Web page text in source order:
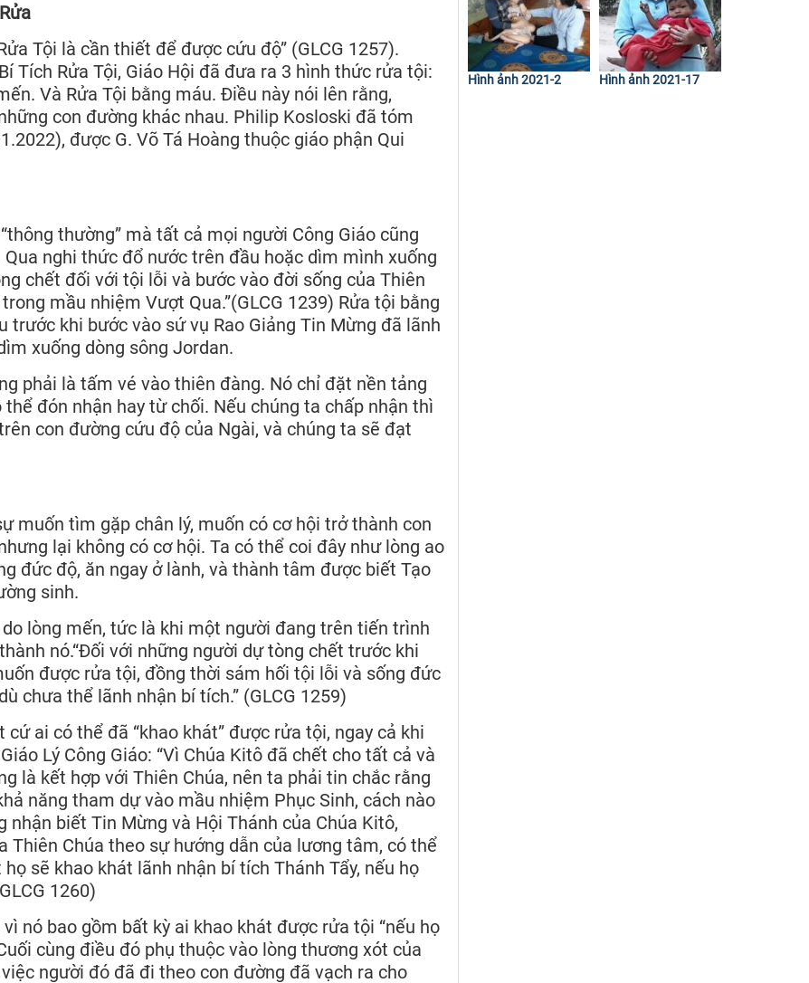
Tội là cần thiết để được cứu độ” (GLCG 1257).
Tích Rửa Tội, Giáo Hội đã đưa ra 3 hình thức rửa tội:
Và Rửa Tội bằng máu. Điều này nói lên rằng,
con đường khác nhau. Philip Kosloski đã tóm
được G. Võ Tá Hoàng thuộc giáo phận Qui
thường” mà tất cả mọi người Công Giáo cũng
nghi thức đổ nước trên đầu hoặc dìm mình xuống
chết đối với tội lỗi và bước vào đời sống của Thiên
mầu nhiệm Vượt Qua.”(GLCG 1239) Rửa tội bằng
trước khi bước vào sứ vụ Rao Giảng Tin Mừng đã lãnh
xuống dòng sông Jordan.
phải là tấm vé vào thiên đàng. Nó chỉ đặt nền tảng
đón nhận hay từ chối. Nếu chúng ta chấp nhận thì
con đường cứu độ của Ngài, và chúng ta sẽ đạt
muốn tìm gặp chân lý, muốn có cơ hội trở thành con
lại không có cơ hội. Ta có thể coi đây như lòng ao
đức độ, ăn ngay ở lành, và thành tâm được biết Tạo
sinh.
lòng mến, tức là khi một người đang trên tiến trình
nó.“Đối với những người dự tòng chết trước khi
được rửa tội, đồng thời sám hối tội lỗi và sống đức
chưa thể lãnh nhận bí tích.” (GLCG 1259)
ai có thể đã “khao khát” được rửa tội, ngay cả khi
Lý Công Giáo: “Vì Chúa Kitô đã chết cho tất cả và
là kết hợp với Thiên Chúa, nên ta phải tin chắc rằng
năng tham dự vào mầu nhiệm Phục Sinh, cách nào
nhận biết Tin Mừng và Hội Thánh của Chúa Kitô,
Chúa theo sự hướng dẫn của lương tâm, có thể
sẽ khao khát lãnh nhận bí tích Thánh Tẩy, nếu họ
1260)
nó bao gồm bất kỳ ai khao khát được rửa tội “nếu họ
cùng điều đó phụ thuộc vào lòng thương xót của
người đó đã đi theo con đường đã vạch ra cho
Hình ảnh 2021-2 Hình ảnh 2021-17